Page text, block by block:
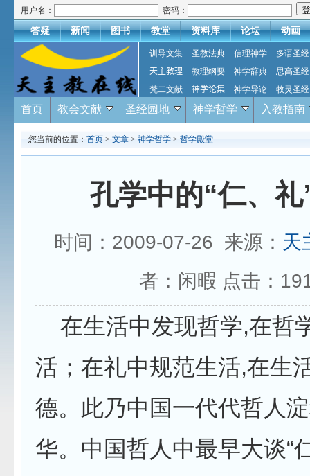
用户名： 密码：
答疑 新闻 图书 教堂 资料库 论坛 动画
训导文集 圣教法典 信理神学
多语圣经
天主教理
教理纲要 神学辞典
思高圣经
梵二文献
神学论集 神学导论 牧灵圣经
首页 教会文献 圣经园地 神学哲学 入教指南
您当前的位置： 首页 > 文章 > 神学哲学 > 哲学殿堂
孔学中的“仁、礼
时间：2009-07-26 来源： 天
者：闲暇 点击：
在生活中发现哲学,在哲
活；在礼中规范生活,在生
德。此乃中国一代代哲人
华。中国哲人中最早大谈“